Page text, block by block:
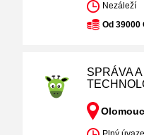
Nezáleží
Od 39000
SPRÁVA